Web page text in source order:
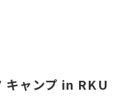
キャンプ in RKU